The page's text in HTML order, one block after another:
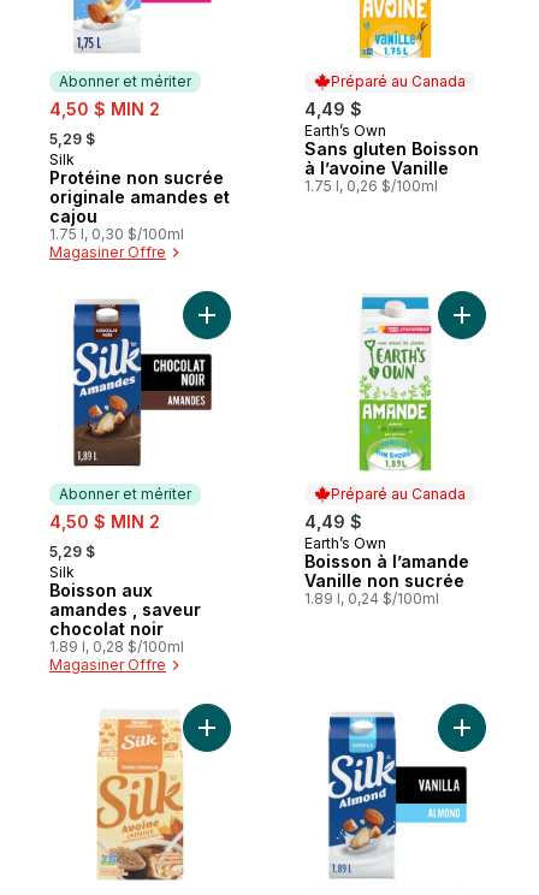
Abonner et mériter
sale:
4,50 $ MIN 2
, formerly:
5,29 $
Abonner et mériter
Silk
Protéine non sucrée
originale amandes et
cajou
1.75 l, 0,30 $/100ml
Magasiner Offre
Préparé au Canada
4,49 $
Préparé au Canada
Earth’s Own
Sans gluten Boisson
à l’avoine Vanille
1.75 l, 0,26 $/100ml
Abonner et mériter
sale:
4,50 $ MIN 2
, formerly:
5,29 $
Abonner et mériter
Silk
Boisson aux
amandes , saveur
chocolat noir
1.89 l, 0,28 $/100ml
Magasiner Offre
Ajouter Boisson aux amandes , saveur
Préparé au Canada
4,49 $
Préparé au Canada
Earth’s Own
Boisson à l’amande
Vanille non sucrée
1.89 l, 0,24 $/100ml
Ajouter
Ajouter Rehausseur de café érableAjouter